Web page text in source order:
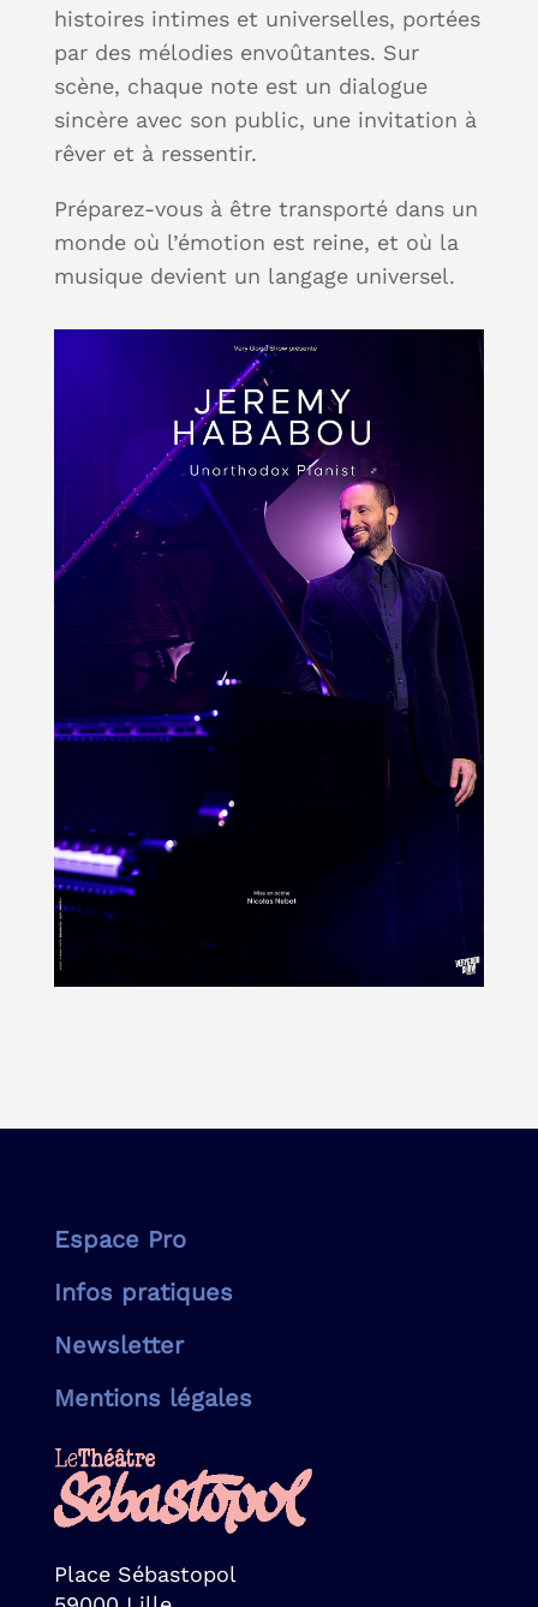
histoires intimes et universelles, portées
par des mélodies envoûtantes. Sur
scène, chaque note est un dialogue
sincère avec son public, une invitation à
rêver et à ressentir.
Préparez-vous à être transporté dans un
monde où l’émotion est reine, et où la
musique devient un langage universel.
Espace Pro
Infos pratiques
Newsletter
Mentions légales
Place Sébastopol